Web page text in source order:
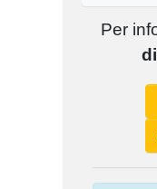
Per